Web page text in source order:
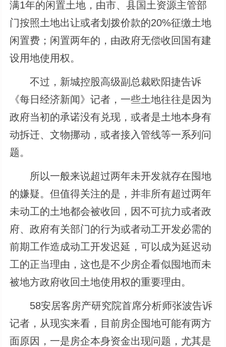
满1年的闲置土地，由市、县国土资源主管部
门按照土地出让或者划拨价款的20%征缴土地
闲置费；闲置两年的，由政府无偿收回国有建
设用地使用权。
不过，新城控股高级副总裁欧阳捷告诉
《每日经济新闻》记者，一些土地往往是因为
政府当初的承诺没有兑现，或者是土地本身有
动拆迁、文物挪动，或者接入管线等一系列问
题。
所以一般来说超过两年未开发就存在囤地
的嫌疑。但值得关注的是，并非所有超过两年
未动工的土地都会被收回，因不可抗力或者政
府、政府有关部门的行为或者动工开发必需的
前期工作造成动工开发迟延，可以成为延迟动
工的正当理由，这也是不少房企看似囤地而未
被地方政府收回土地使用权的重要理由。
58安居客房产研究院首席分析师张波告诉
记者，从现实来看，目前房企囤地可能有两方
面原因，一是房企本身资金出现问题，尤其是